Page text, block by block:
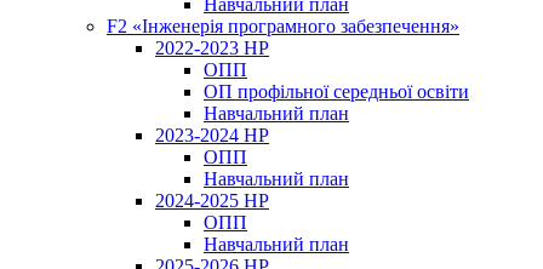
Навчальний план
F2 «Інженерія програмного забезпечення»
2022-2023 НР
ОПП
ОП профільної середньої освіти
Навчальний план
2023-2024 НР
ОПП
Навчальний план
2024-2025 НР
ОПП
Навчальний план